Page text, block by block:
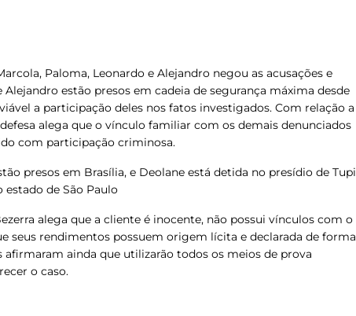
Paloma, Leonardo e Alejandro negou as acusações e
estão presos em cadeia de segurança máxima desde
a participação deles nos fatos investigados. Com relação a
alega que o vínculo familiar com os demais denunciados
com participação criminosa.
presos em Brasília, e Deolane está detida no presídio de Tupi
de São Paulo
alega que a cliente é inocente, não possui vínculos com o
seus rendimentos possuem origem lícita e declarada de forma
afirmaram ainda que utilizarão todos os meios de prova
o caso.